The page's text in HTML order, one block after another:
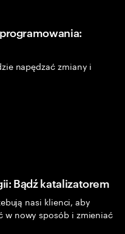
napędzać zmiany i
Bądź katalizatorem
nasi klienci, aby
w nowy sposób i zmieniać